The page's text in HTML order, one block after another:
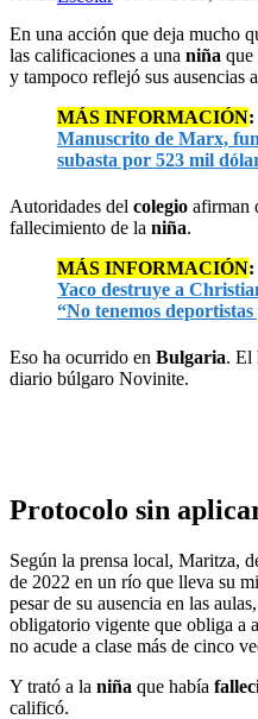
En una acción que deja mucho
las calificaciones a una niña que
y tampoco reflejó sus ausencias
MÁS INFORMACIÓN:
Manuscrito de Marx,
subasta por 523 mil
Autoridades del colegio afirman
fallecimiento de la niña.
MÁS INFORMACIÓN:
Yaco destruye a
“No tenemos
Eso ha ocurrido en Bulgaria. El
diario búlgaro Novinite.
Protocolo sin
Según la prensa local, Maritza,
de 2022 en un río que lleva su
pesar de su ausencia en las
obligatorio vigente que obliga a
no acude a clase más de cinco
Y trató a la niña que había
calificó.